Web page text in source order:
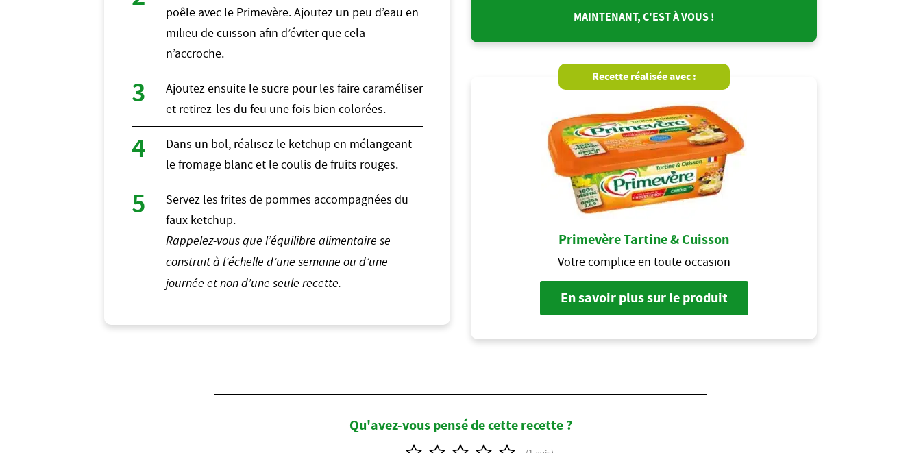
poêle avec le Primevère. Ajoutez un peu d’eau en
milieu de cuisson afin d’éviter que cela
n’accroche.
Ajoutez ensuite le sucre pour les faire caraméliser
et retirez-les du feu une fois bien colorées.
Dans un bol, réalisez le ketchup en mélangeant
le fromage blanc et le coulis de fruits rouges.
Servez les frites de pommes accompagnées du
faux ketchup.
Rappelez-vous que l’équilibre alimentaire se
construit à l’échelle d’une semaine ou d’une
journée et non d’une seule recette.
MAINTENANT, C'EST À VOUS !
Recette réalisée avec :
Primevère Tartine & Cuisson
Votre complice en toute occasion
En savoir plus sur le produit
Qu'avez-vous pensé de cette recette ?